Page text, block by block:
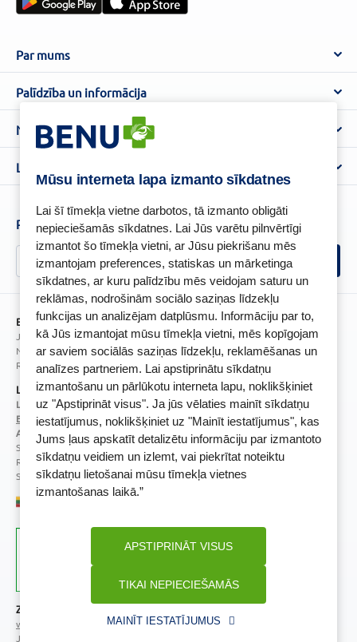
Mūsu interneta lapa izmanto sīkdatnes
Lai šī tīmekļa vietne darbotos, tā izmanto obligāti
nepieciešamās sīkdatnes. Lai Jūs varētu pilnvērtīgi
izmantot šo tīmekļa vietni, ar Jūsu piekrišanu mēs
izmantojam preferences, statiskas un mārketinga
sīkdatnes, ar kuru palīdzību mēs veidojam saturu un
reklāmas, nodrošinām sociālo saziņas līdzekļu
funkcijas un analizējam datplūsmu. Informāciju par to,
kā Jūs izmantojat mūsu tīmekļa vietni, mēs kopīgojam
ar saviem sociālās saziņas līdzekļu, reklamēšanas un
analīzes partneriem. Lai apstiprinātu sīkdatņu
izmantošanu un pārlūkotu interneta lapu, noklikšķiniet
uz "Apstiprināt visus". Ja jūs vēlaties mainīt sīkdatņu
iestatījumus, noklikšķiniet uz "Mainīt iestatījumus", kas
Jums ļaus apskatīt detalizētu informāciju par izmantoto
sīkdatņu veidiem un izlemt, vai piekrītat noteiktu
sīkdatņu lietošanai mūsu tīmekļa vietnes
izmantošanas laikā.”
TIKAI NEPIECIEŠAMĀS
APSTIPRINĀT VISUS
MAINĪT IESTATĪJUMUS
Par mums
Par BENU
Benu Blogs
Aptiekas
Palīdzība un informācija
BENU Aptieka kontakti
Piegāde
Biežāk uzdotie jautājumi
Noteikumi
Lietošanas noteikumi
Atteikuma tiesību veidlapa
Privātuma politika
Sīkfailu politika
Videonovērošanas politika
Lojalitātes programma
Senioru priekšrocības
Īpašās priekšrocības
BENU lietotne
BENU lojalitātes programmas noteikumi
Piesakies un esi pirmais, kas uzzina BENU jaunumus!
BENU Aptieka Latvija, SIA
Juridiskā adrese / Faktiskā adrese:
Noliktavu iela 5, Dreiliņi, Stopiņu novads, LV-2130
Reģistrācijas Nr.: 40003252167
Licence
Licences numurs:A00010
E-aptiekas kontakti
Aptiekas vadītāja:
Sertificēta farmaceite: Jeļena Gončarova
Reģistrācijas Nr.: F-0834
Sertifikāta Nr.: 092.2020
Zāļu valsts aģentūra
www.zva.gov.lv
Jersikas iela 15, Rīga
www.vi.gov.lv